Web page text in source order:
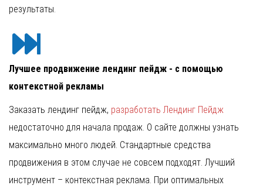
результаты.
Лучшее продвижение лендинг пейдж - с помощью
контекстной рекламы
Заказать лендинг пейдж, разработать Лендинг Пейдж
недостаточно для начала продаж. О сайте должны узнать
максимально много людей. Стандартные средства
продвижения в этом случае не совсем подходят. Лучший
инструмент – контекстная реклама. При оптимальных